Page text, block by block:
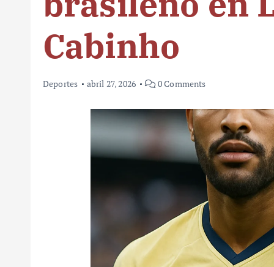
Cabinho
Deportes abril 27, 2026 0 Comments